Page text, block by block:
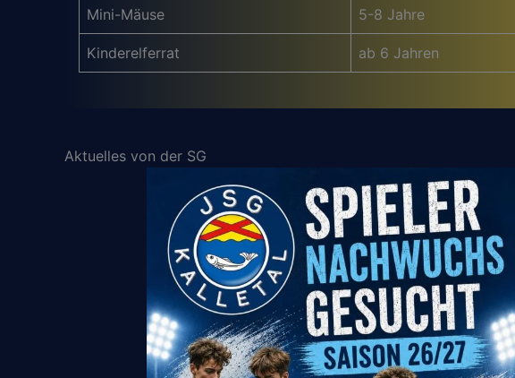
Mini-Mäuse 5-8 Jahre
Kinderelferrat ab 6 Jahren
Aktuelles von der SG